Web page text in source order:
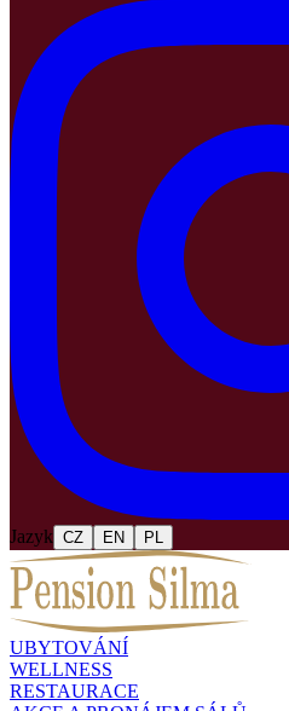
Jazyk CZ EN PL
UBYTOVÁNÍ
WELLNESS
RESTAURACE